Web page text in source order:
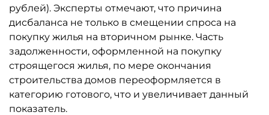
рублей). Эксперты отмечают, что причина
дисбаланса не только в смещении спроса на
покупку жилья на вторичном рынке. Часть
задолженности, оформленной на покупку
строящегося жилья, по мере окончания
строительства домов переоформляется в
категорию готового, что и увеличивает данный
показатель.